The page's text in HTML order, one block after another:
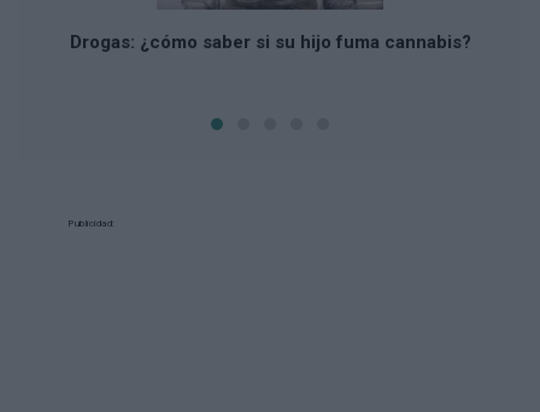
Drogas: ¿cómo saber si su hijo fuma cannabis?
Publicidad: